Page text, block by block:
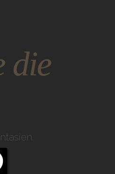
die